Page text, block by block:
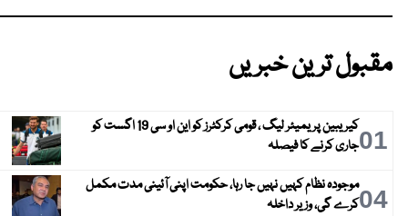
مقبول ترین خبریں
01
کیریبین پریمیئر لیگ ، قومی کرکٹرز کو این او سی 19 اگست کو
جاری کرنے کا فیصلہ
04موجودہ نظام کہیں نہیں جا رہا، حکومت اپنی آئینی مدت مکمل
کرے گی، وزیر داخلہ